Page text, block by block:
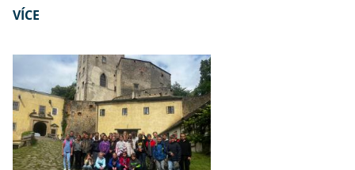
VÍCE